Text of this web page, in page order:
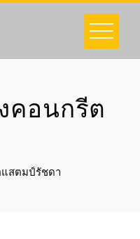
คอนกรีต
สตมป์รัชดา